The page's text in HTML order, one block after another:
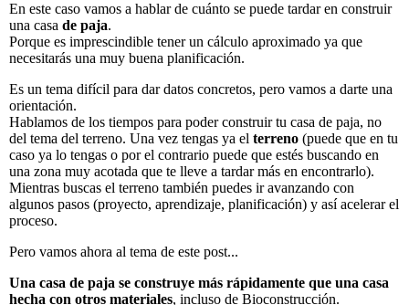
En este caso vamos a hablar de cuánto se puede tardar en construir
una casa de paja.
Porque es imprescindible tener un cálculo aproximado ya que
necesitarás una muy buena planificación.
Es un tema difícil para dar datos concretos, pero vamos a darte una
orientación.
Hablamos de los tiempos para poder construir tu casa de paja, no
del tema del terreno. Una vez tengas ya el terreno (puede que en tu
caso ya lo tengas o por el contrario puede que estés buscando en
una zona muy acotada que te lleve a tardar más en encontrarlo).
Mientras buscas el terreno también puedes ir avanzando con
algunos pasos (proyecto, aprendizaje, planificación) y así acelerar el
proceso.
Pero vamos ahora al tema de este post...
Una casa de paja se construye más rápidamente que una casa
hecha con otros materiales, incluso de Bioconstrucción.